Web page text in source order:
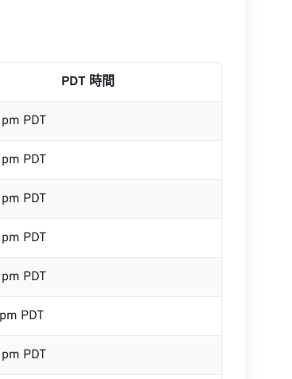
PDT 時間
PDT
PDT
PDT
PDT
PDT
PDT
PDT